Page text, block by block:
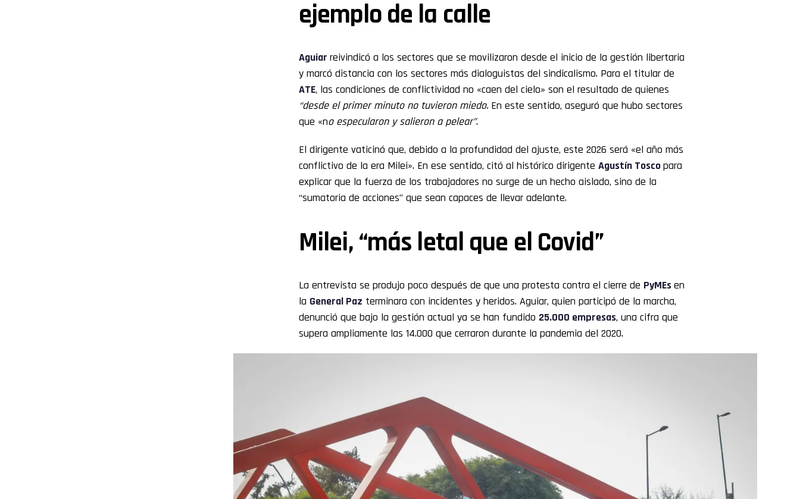
ejemplo de la calle
Aguiar reivindicó a los sectores que se movilizaron desde el inicio de la gestión libertaria
y marcó distancia con los sectores más dialoguistas del sindicalismo. Para el titular de
ATE, las condiciones de conflictividad no «caen del cielo» son el resultado de quienes
“desde el primer minuto no tuvieron miedo. En este sentido, aseguró que hubo sectores
que «no especularon y salieron a pelear”.
El dirigente vaticinó que, debido a la profundidad del ajuste, este 2026 será «el año más
conflictivo de la era Milei». En ese sentido, citó al histórico dirigente Agustín Toscopara
explicar que la fuerza de los trabajadores no surge de un hecho aislado, sino de la
“sumatoria de acciones” que sean capaces de llevar adelante.
Milei, “más letal que el Covid”
La entrevista se produjo poco después de que una protesta contra el cierre de PyMEsen
la General Paz terminara con incidentes y heridos. Aguiar, quien participó de la marcha,
denunció que bajo la gestión actual ya se han fundido 25.000 empresas, una cifra que
supera ampliamente las 14.000 que cerraron durante la pandemia del 2020.